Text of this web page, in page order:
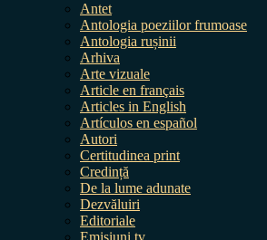
Antet
Antologia poeziilor frumoase
Antologia rușinii
Arhiva
Arte vizuale
Article en français
Articles in English
Artículos en español
Autori
Certitudinea print
Credință
De la lume adunate
Dezvăluiri
Editoriale